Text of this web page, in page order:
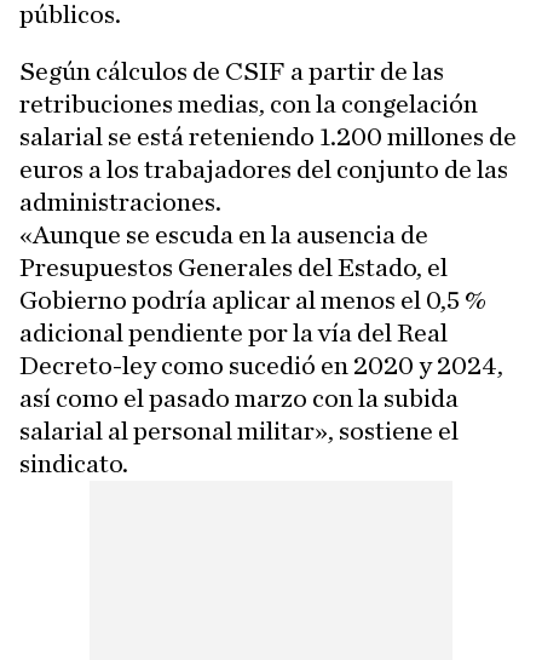
públicos.
Según cálculos de CSIF a partir de las
retribuciones medias, con la congelación
salarial se está reteniendo 1.200 millones de
euros a los trabajadores del conjunto de las
administraciones.
«Aunque se escuda en la ausencia de
Presupuestos Generales del Estado, el
Gobierno podría aplicar al menos el 0,5 %
adicional pendiente por la vía del Real
Decreto-ley como sucedió en 2020 y 2024,
así como el pasado marzo con la subida
salarial al personal militar», sostiene el
sindicato.